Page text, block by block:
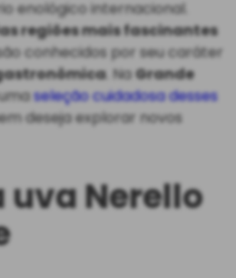
enológico internacional.
regiões mais fascinantes
conhecidos por seu caráter
. NaGrande
seleção cuidadosa desses
deseja explorar novos
uva Nerello